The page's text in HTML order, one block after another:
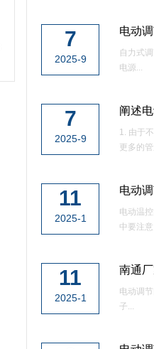
7
2025-9
电动
自力式
电源...
7
2025-9
阐述
1. 由于
更多的
11
2025-1
电动
电动温
中要注
11
2025-1
南通
电动调
子...